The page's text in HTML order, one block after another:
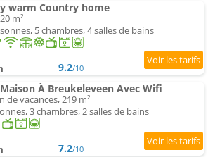
warm Country home
m²
5 chambres, 4 salles de bains
9.2/10
À Breukeleveen Avec Wifi
de vacances, 219 m²
3 chambres, 2 salles de bains
7.2/10